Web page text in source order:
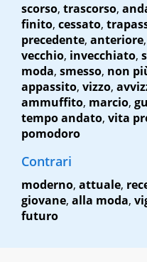
scorso, trascorso,
finito, cessato,
precedente, anteriore,
vecchio, invecchiato,
moda, smesso, non
appassito, vizzo,
ammuffito, marcio,
tempo andato, vita
pomodoro
Contrari
moderno, attuale,
giovane, alla moda,
futuro